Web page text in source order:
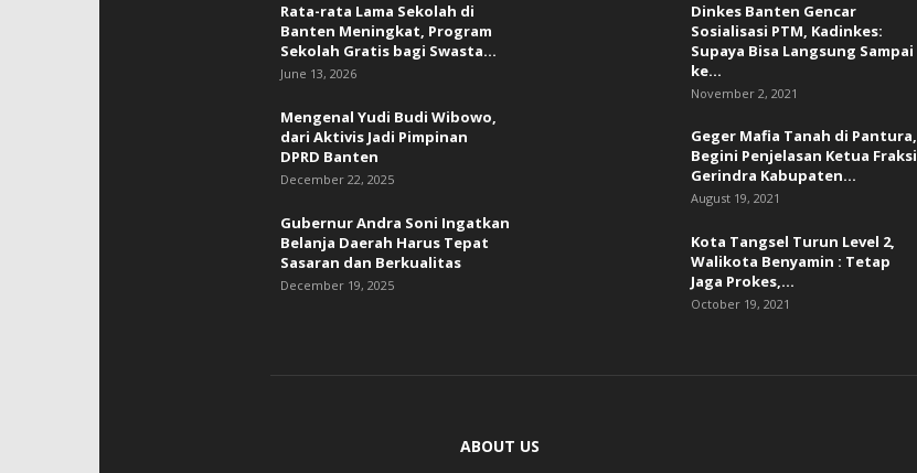
Rata-rata Lama Sekolah di
Banten Meningkat, ‎Program
Sekolah Gratis bagi Swasta...
June 13, 2026
Mengenal Yudi Budi Wibowo,
dari Aktivis Jadi Pimpinan
DPRD Banten
December 22, 2025
Gubernur Andra Soni Ingatkan
Belanja Daerah Harus Tepat
Sasaran dan Berkualitas
December 19, 2025
Dinkes Banten Gencar
Sosialisasi PTM, Kadinkes:
Supaya Bisa Langsung Sampai
ke...
November 2, 2021
Geger Mafia Tanah di Pantura,
Begini Penjelasan Ketua Fraksi
Gerindra Kabupaten...
August 19, 2021
Kota Tangsel Turun Level 2,
Walikota Benyamin : Tetap
Jaga Prokes,...
October 19, 2021
ABOUT US